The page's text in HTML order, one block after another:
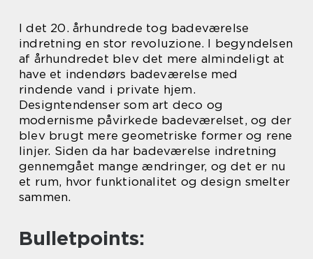
I det 20. århundrede tog badeværelse
indretning en stor revoluzione. I begyndelsen
af århundredet blev det mere almindeligt at
have et indendørs badeværelse med
rindende vand i private hjem.
Designtendenser som art deco og
modernisme påvirkede badeværelset, og der
blev brugt mere geometriske former og rene
linjer. Siden da har badeværelse indretning
gennemgået mange ændringer, og det er nu
et rum, hvor funktionalitet og design smelter
sammen.
Bulletpoints: